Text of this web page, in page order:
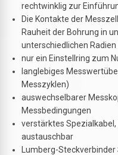
rechtwinklig zur
Die Kontakte der
Rauheit der Bohrung in
unterschiedlichen Radien
nur ein Einstellring zum
langlebiges
Messzyklen)
auswechselbarer
Messbedingungen
verstärktes
austauschbar
Lumberg-Steckverbinder